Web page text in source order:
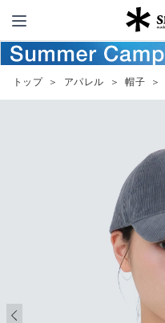
トップ ＞ アパレル ＞ 帽子 ＞